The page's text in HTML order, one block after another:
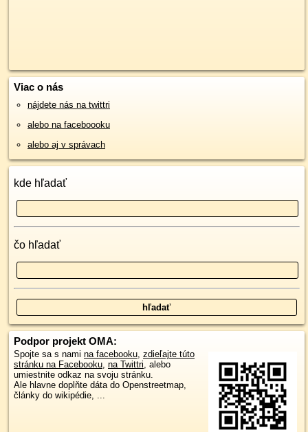
Viac o nás
nájdete nás na twittri
alebo na faceboooku
alebo aj v správach
kde hľadať
čo hľadať
Podpor projekt OMA:
Spojte sa s nami na facebooku, zdieľajte túto
stránku na Facebooku, na Twittri, alebo
umiestnite odkaz na svoju stránku.
Ale hlavne doplňte dáta do Openstreetmap,
články do wikipédie, ...